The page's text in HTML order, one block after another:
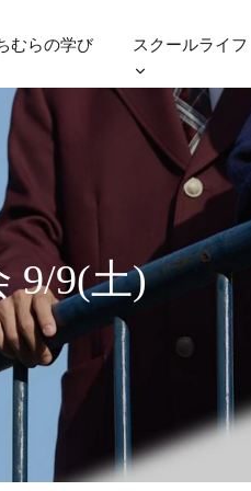
むらの学び スクールライフ
9/9(土)